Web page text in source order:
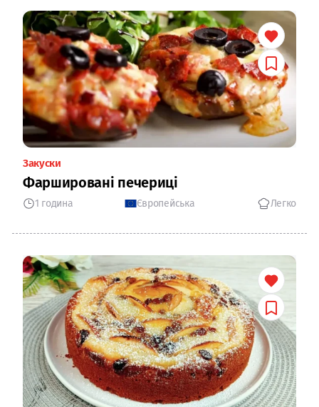
Закуски
Фаршировані печериці
1 година Європейська Легко